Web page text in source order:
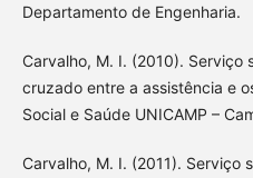
Departamento de Engenharia.
Carvalho, M. I. (2010). Serviço
cruzado entre a assistência e
Social e Saúde UNICAMP –
Carvalho, M. I. (2011). Serviço